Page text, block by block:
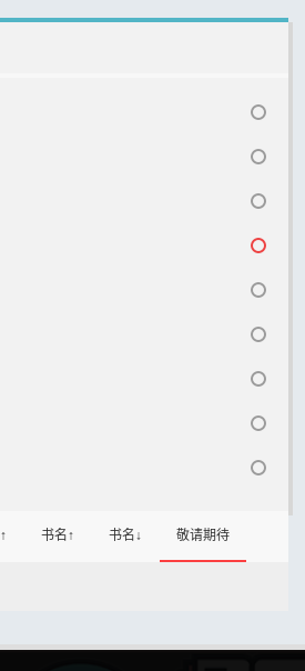
书名↑ 书名↓ 敬请期待